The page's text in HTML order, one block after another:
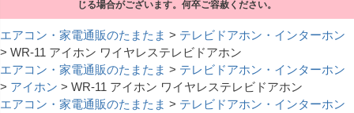
じる場合がございます。何卒ご容赦ください。
エアコン・家電通販のたまたま
テレビドアホン・インターホン
WR-11 アイホン ワイヤレステレビドアホン
エアコン・家電通販のたまたま
テレビドアホン・インターホン
アイホン
WR-11 アイホン ワイヤレステレビドアホン
エアコン・家電通販のたまたま
テレビドアホン・インターホン